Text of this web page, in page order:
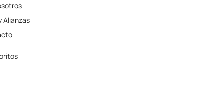
Alianzas